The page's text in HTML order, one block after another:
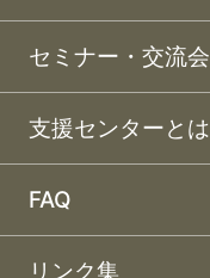
セミナー・交流会
支援センターとは
FAQ
リンク集